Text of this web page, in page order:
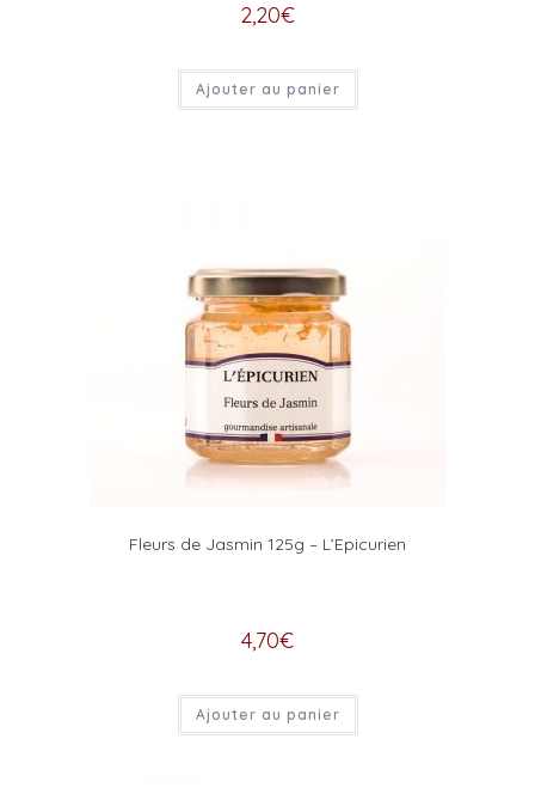
2,20€
Ajouter au panier
Fleurs de Jasmin 125g – L’Epicurien
4,70€
Ajouter au panier